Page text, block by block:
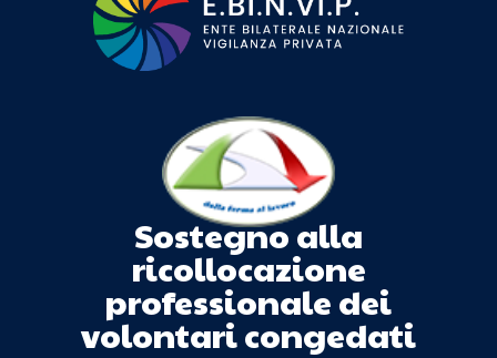
Sostegno alla
ricollocazione
professionale dei
volontari congedati